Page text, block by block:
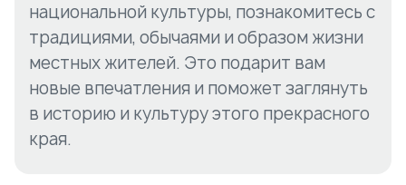
национальной культуры, познакомитесь с
традициями, обычаями и образом жизни
местных жителей. Это подарит вам
новые впечатления и поможет заглянуть
в историю и культуру этого прекрасного
края.